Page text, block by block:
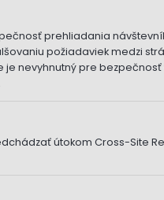
prehliadania
požiadaviek medzi
je nevyhnutný pre bezpečnosť
útokom Cross-Site